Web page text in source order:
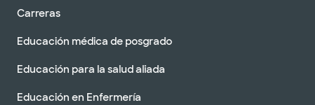
Carreras
Educación médica de posgrado
Educación para la salud aliada
Educación en Enfermería